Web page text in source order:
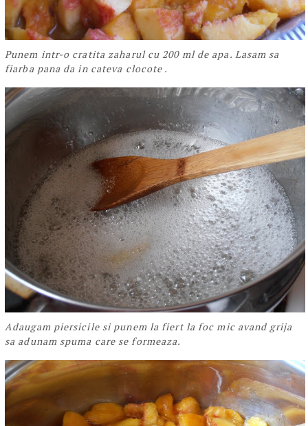
Punem intr-o cratita zaharul cu 200 ml de apa. Lasam sa
fiarba pana da in cateva clocote .
Adaugam piersicile si punem la fiert la foc mic avand grija
sa adunam spuma care se formeaza.